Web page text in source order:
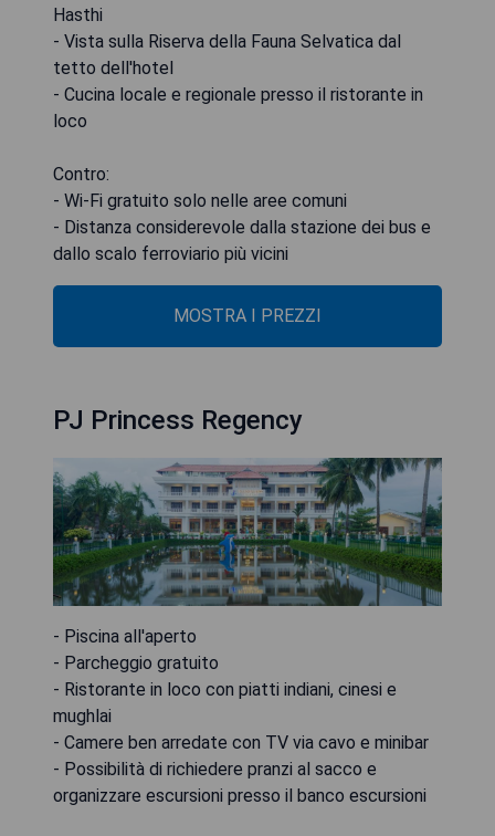
Hasthi
- Vista sulla Riserva della Fauna Selvatica dal
tetto dell'hotel
- Cucina locale e regionale presso il ristorante in
loco
Contro:
- Wi-Fi gratuito solo nelle aree comuni
- Distanza considerevole dalla stazione dei bus e
dallo scalo ferroviario più vicini
MOSTRA I PREZZI
PJ Princess Regency
- Piscina all'aperto
- Parcheggio gratuito
- Ristorante in loco con piatti indiani, cinesi e
mughlai
- Camere ben arredate con TV via cavo e minibar
- Possibilità di richiedere pranzi al sacco e
organizzare escursioni presso il banco escursioni